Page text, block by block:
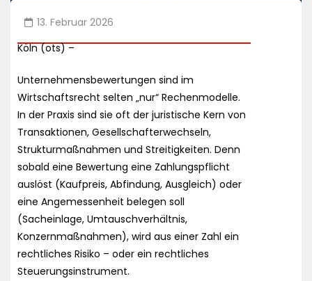
13. Februar 2026
Köln (ots) –
Unternehmensbewertungen sind im
Wirtschaftsrecht selten „nur“ Rechenmodelle.
In der Praxis sind sie oft der juristische Kern von
Transaktionen, Gesellschafterwechseln,
Strukturmaßnahmen und Streitigkeiten. Denn
sobald eine Bewertung eine Zahlungspflicht
auslöst (Kaufpreis, Abfindung, Ausgleich) oder
eine Angemessenheit belegen soll
(Sacheinlage, Umtauschverhältnis,
Konzernmaßnahmen), wird aus einer Zahl ein
rechtliches Risiko – oder ein rechtliches
Steuerungsinstrument.